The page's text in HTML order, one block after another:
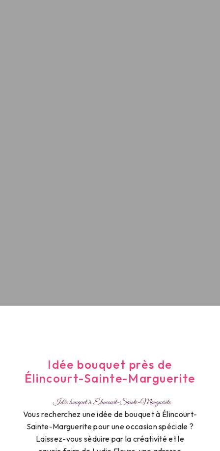
Idée bouquet près de
Élincourt-Sainte-Marguerite
Idée bouquet à Élincourt-Sainte-Marguerite
Vous recherchez une idée de bouquet à Élincourt-
Sainte-Marguerite pour une occasion spéciale ?
Laissez-vous séduire par la créativité et le